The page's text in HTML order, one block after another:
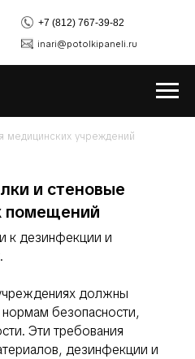
inari@potolkipaneli.ru
+7 (812) 767-39-82
медицинских учреждений
и стеновые
помещений
к дезинфекции и
должны
нормам безопасности,
Эти требования
дезинфекции и